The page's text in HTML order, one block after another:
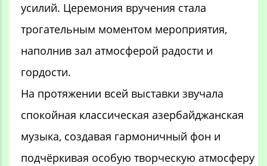
усилий. Церемония вручения стала
трогательным моментом мероприятия,
наполнив зал атмосферой радости и
гордости.
На протяжении всей выставки звучала
спокойная классическая азербайджанская
музыка, создавая гармоничный фон и
подчёркивая особую творческую атмосферу